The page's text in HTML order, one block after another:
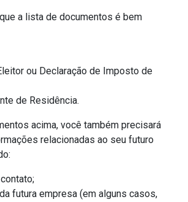
a lista de documentos é bem
ou Declaração de Imposto de
de Residência.
acima, você também precisará
relacionadas ao seu futuro
futura empresa (em alguns casos,